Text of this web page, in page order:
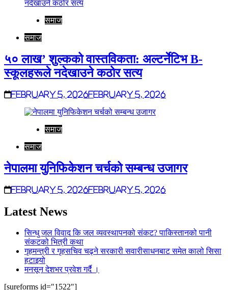
समाज
समाज
५० लाख’ शुल्कको वास्तविकता: अल्टर्नेटिभ B-
स्कूलहरूले नदेखाउने कठोर सत्य
February 5, 2026February 5, 2026
समाज
समाज
नेपालमा युनिफिकेशन चर्चको सम्बन्ध उजागर
February 5, 2026February 5, 2026
Latest News
सिन्धु जल विवाद कि जल व्यवस्थापनको संकट? पाकिस्तानको पानी
संकटको भित्री कथा
गृहमन्त्री र गृहसचिव चढ्ने सरकारी सवारीसाधनबाट समेत कालो सिसा
हटाइयो
मनसून देशभर प्रवेश गर्दै ।
[sureforms id="1522"]